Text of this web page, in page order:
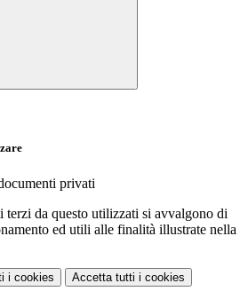
privati
terzi da questo utilizzati si avvalgono di
ed utili alle finalità illustrate nella
i cookies Accetta tutti i cookies